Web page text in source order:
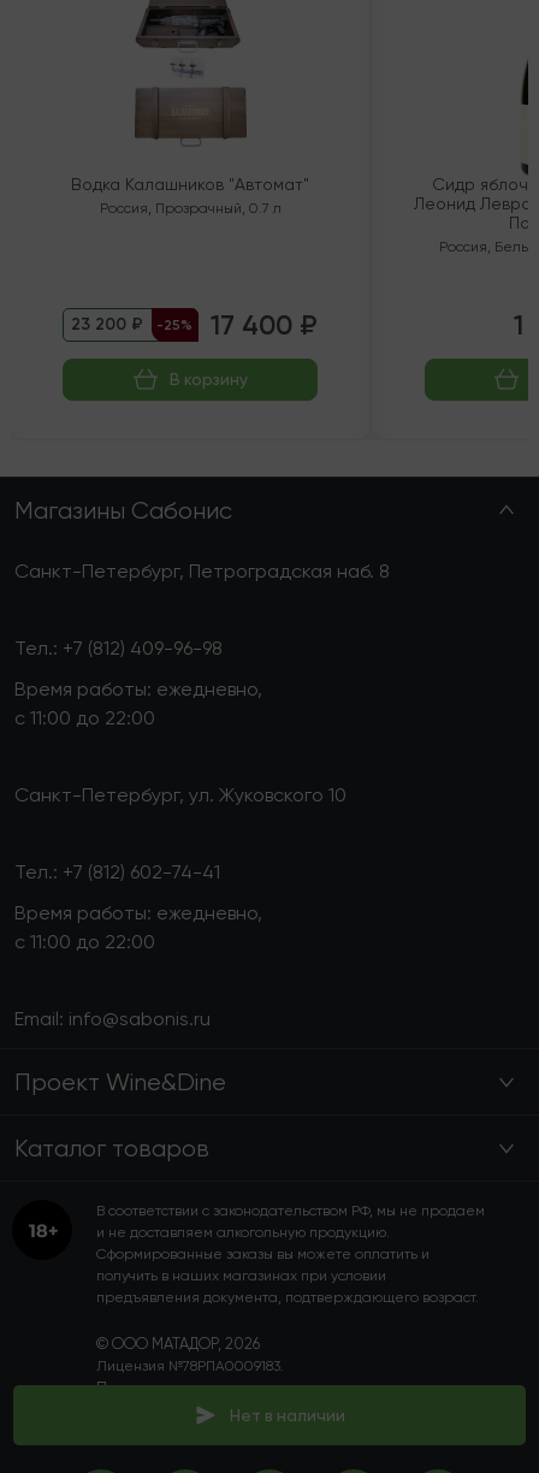
Нет в наличии
Водка Калашников "Автомат"
Россия, Прозрачный, 0.7 л
23 200 ₽ -25% 17 400 ₽
В корзину
Сидр
Леонид
Россия, Белый
1
Магазины Сабонис
Санкт-Петербург, Петроградская наб. 8
Тел.: +7 (812) 409-96-98
Время работы: ежедневно,
с 11:00 до 22:00
Санкт-Петербург, ул. Жуковского 10
Тел.: +7 (812) 602-74-41
Время работы: ежедневно,
с 11:00 до 22:00
Email: info@sabonis.ru
Проект Wine&Dine
Каталог товаров
© ООО МАТАДОР, 2026
Лицензия №78РПА0009183.
Пользовательское соглашение
Политика конфиденциальности
В соответствии с законодательством РФ, мы не продаем
и не доставляем алкогольную продукцию.
Сформированные заказы вы можете оплатить и
получить в наших магазинах при условии
предъявления документа, подтверждающего возраст.